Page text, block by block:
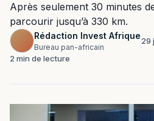
Après seulement 30 minutes
parcourir jusqu’à 330 km.
Rédaction Invest Afrique
Bureau pan-africain
29
2 min de lecture